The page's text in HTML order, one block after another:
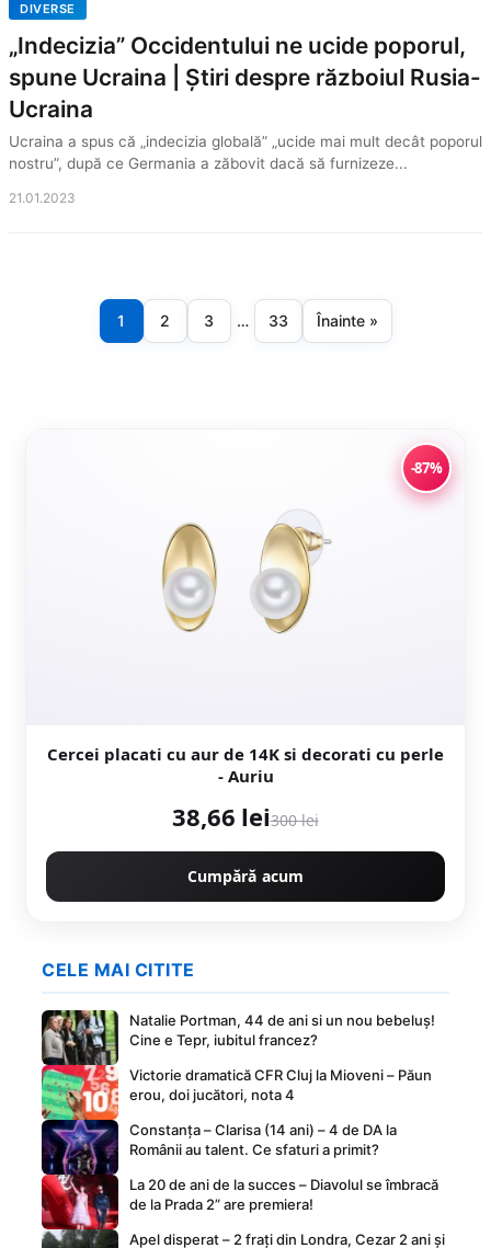
DIVERSE
„Indecizia” Occidentului ne ucide poporul,
spune Ucraina | Știri despre războiul Rusia-
Ucraina
Ucraina a spus că „indecizia globală” „ucide mai mult decât poporul
nostru”, după ce Germania a zăbovit dacă să furnizeze...
21.01.2023
Paginație
1 2 3 … 33 Înainte »
-87%
Cercei placati cu aur de 14K si decorati cu perle
- Auriu
38,66 lei300 lei
Cumpără acum
CELE MAI CITITE
Natalie Portman, 44 de ani si un nou bebeluș!
Cine e Tepr, iubitul francez?
Victorie dramatică CFR Cluj la Mioveni – Păun
erou, doi jucători, nota 4
Constanța – Clarisa (14 ani) – 4 de DA la
Românii au talent. Ce sfaturi a primit?
La 20 de ani de la succes – Diavolul se îmbracă
de la Prada 2” are premiera!
Apel disperat – 2 frați din Londra, Cezar 2 ani și